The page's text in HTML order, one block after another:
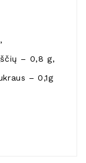
– 0,8 g,
– 0,1g